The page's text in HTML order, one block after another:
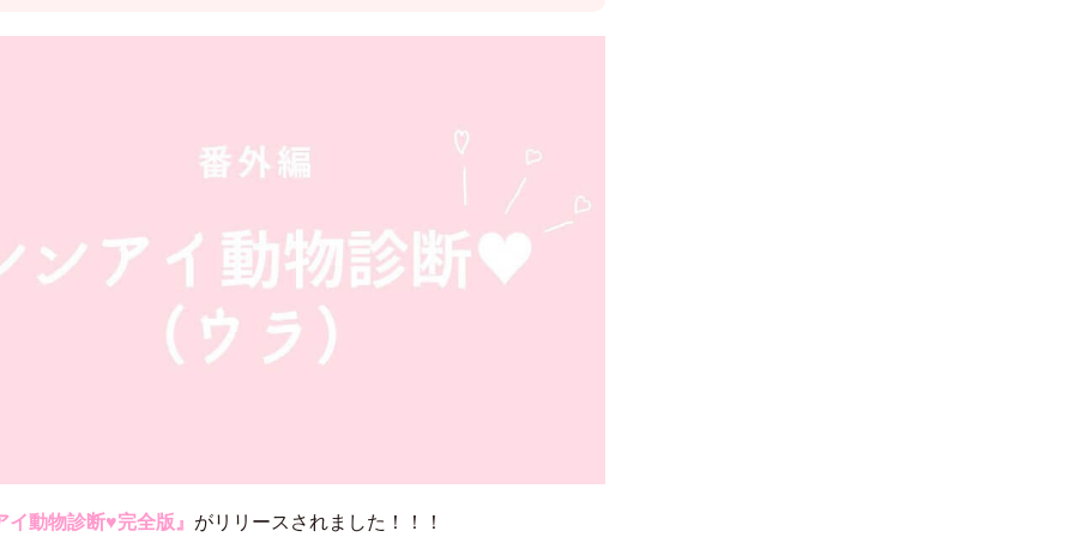
イ動物診断♥完全版』 がリリースされました！！！